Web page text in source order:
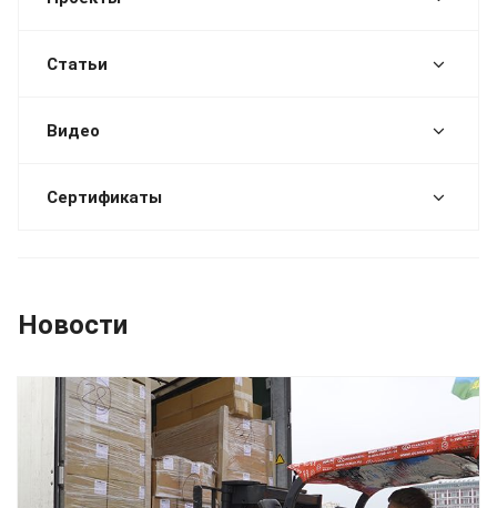
Статьи
Видео
Сертификаты
Новости